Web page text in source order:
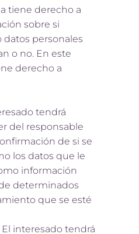
tiene derecho a
sobre si
personales
o no. En este
derecho a
tendrá
del responsable
de si se
los datos que le
información
determinados
que se esté
El interesado tendrá